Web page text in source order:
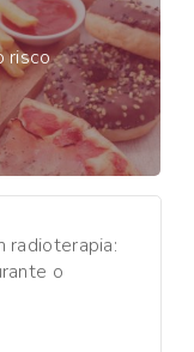
risco
radioterapia:
o